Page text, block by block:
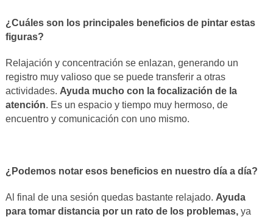
¿Cuáles son los principales beneficios de pintar estas
figuras?
Relajación y concentración se enlazan, generando un
registro muy valioso que se puede transferir a otras
actividades. Ayuda mucho con la focalización de la
atención. Es un espacio y tiempo muy hermoso, de
encuentro y comunicación con uno mismo.
¿Podemos notar esos beneficios en nuestro día a día?
Al final de una sesión quedas bastante relajado. Ayuda
para tomar distancia por un rato de los problemas,ya